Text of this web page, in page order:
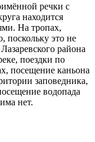
речки с
находится
На тропах,
поскольку это не
района
поездки по
посещение каньона
заповедника,
водопада
нет.